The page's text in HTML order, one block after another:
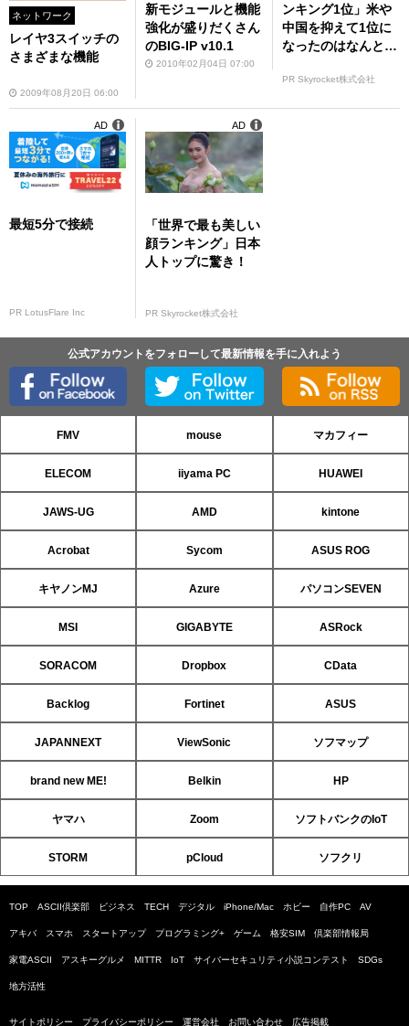
ネットワーク
レイヤ3スイッチの
さまざまな機能
2009年08月20日 06:00
新モジュールと機能
強化が盛りだくさん
のBIG-IP v10.1
2010年02月04日 07:00
ンキング1位」米や
中国を抑えて1位に
なったのはなんと…
PR Skyrocket株式会社
最短5分で接続
PR LotusFlare Inc
AD
「世界で最も美しい
顔ランキング」日本
人トップに驚き！
PR Skyrocket株式会社
AD
公式アカウントをフォローして最新情報を手に入れよう
FMV mouse マカフィー
ELECOM iiyama PC HUAWEI
JAWS-UG AMD kintone
Acrobat Sycom ASUS ROG
キヤノンMJ Azure パソコンSEVEN
MSI GIGABYTE ASRock
SORACOM Dropbox CData
Backlog Fortinet ASUS
JAPANNEXT ViewSonic ソフマップ
brand new ME! Belkin HP
ヤマハ Zoom ソフトバンクのIoT
STORM pCloud ソフクリ
TOP ASCII倶楽部 ビジネス TECH デジタル iPhone/Mac ホビー 自作PC AV
アキバ スマホ スタートアップ プログラミング+ ゲーム 格安SIM 倶楽部情報局
家電ASCII アスキーグルメ MITTR IoT サイバーセキュリティ小説コンテスト SDGs
地方活性
サイトポリシー プライバシーポリシー 運営会社 お問い合わせ 広告掲載